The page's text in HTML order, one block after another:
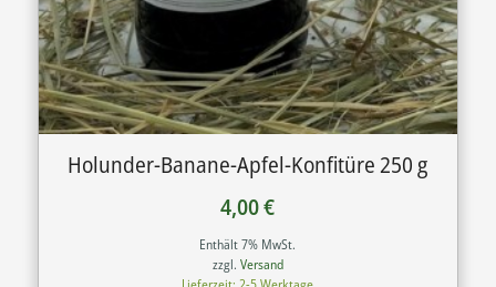
Holunder-Banane-Apfel-Konfitüre 250 g
4,00€
Enthält 7% MwSt.
zzgl. Versand